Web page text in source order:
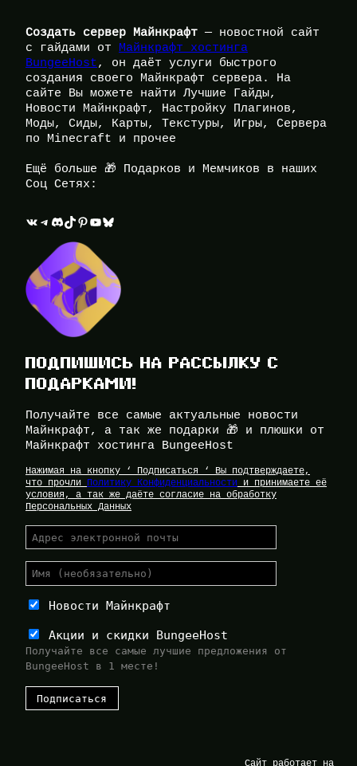
Создать сервер Майнкрафт — новостной сайт
с гайдами от Майнкрафт хостинга
BungeeHost, он даёт услуги быстрого
создания своего Майнкрафт сервера. На
сайте Вы можете найти Лучшие Гайды,
Новости Майнкрафт, Настройку Плагинов,
Моды, Сиды, Карты, Текстуры, Игры, Сервера
по Minecraft и прочее
Ещё больше 🎁 Подарков и Мемчиков в наших
Соц Сетях:
ВКонтакте Telegram Discord TikTok Pinterest YouTube Bluesky
ПОДПИШИСЬ НА РАССЫЛКУ С
ПОДАРКАМИ!
Получайте все самые актуальные новости
Майнкрафт, а так же подарки 🎁 и плюшки от
Майнкрафт хостинга BungeeHost
Нажимая на кнопку ‘ Подписаться ‘ Вы подтверждаете,
что прочли Политику Конфиденциальности и принимаете её
условия, а так же даёте согласие на обработку
Персональных Данных
Новости Майнкрафт
Акции и скидки BungeeHost
Получайте все самые лучшие предложения от
BungeeHost в 1 месте!